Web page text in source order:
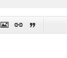
  